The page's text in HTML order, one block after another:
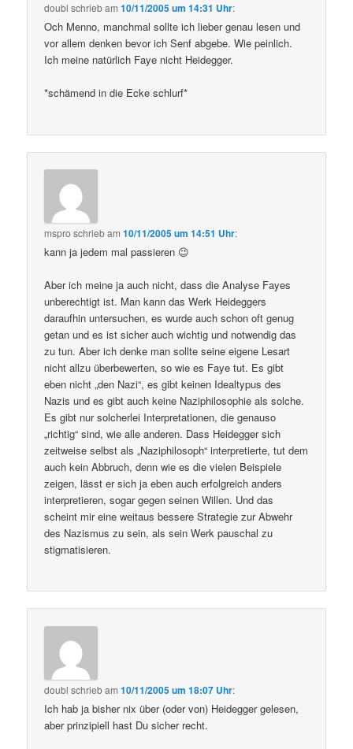
doubl schriebam10/11/2005 um 14:31 Uhr:
Och Menno, manchmal sollte ich lieber genau lesen und
vor allem denken bevor ich Senf abgebe. Wie peinlich.
Ich meine natürlich Faye nicht Heidegger.
*schämend in die Ecke schlurf*
mspro schriebam10/11/2005 um 14:51 Uhr:
kann ja jedem mal passieren 😉
Aber ich meine ja auch nicht, dass die Analyse Fayes
unberechtigt ist. Man kann das Werk Heideggers
daraufhin untersuchen, es wurde auch schon oft genug
getan und es ist sicher auch wichtig und notwendig das
zu tun. Aber ich denke man sollte seine eigene Lesart
nicht allzu überbewerten, so wie es Faye tut. Es gibt
eben nicht „den Nazi“, es gibt keinen Idealtypus des
Nazis und es gibt auch keine Naziphilosophie als solche.
Es gibt nur solcherlei Interpretationen, die genauso
„richtig“ sind, wie alle anderen. Dass Heidegger sich
zeitweise selbst als „Naziphilosoph“ interpretierte, tut dem
auch kein Abbruch, denn wie es die vielen Beispiele
zeigen, lässt er sich ja eben auch erfolgreich anders
interpretieren, sogar gegen seinen Willen. Und das
scheint mir eine weitaus bessere Strategie zur Abwehr
des Nazismus zu sein, als sein Werk pauschal zu
stigmatisieren.
doubl schriebam10/11/2005 um 18:07 Uhr:
Ich hab ja bisher nix über (oder von) Heidegger gelesen,
aber prinzipiell hast Du sicher recht.